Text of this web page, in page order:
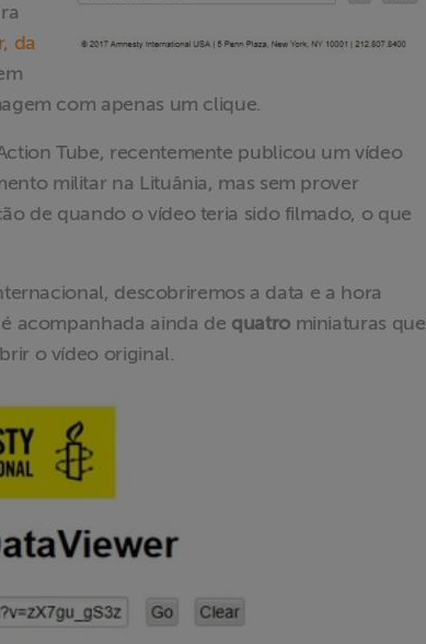
da
com apenas um clique.
Tube, recentemente publicou um vídeo
militar na Lituânia, mas sem prover
de quando o vídeo teria sido filmado, o que
descobriremos a data e a hora
acompanhada ainda de quatro miniaturas que
o vídeo original.